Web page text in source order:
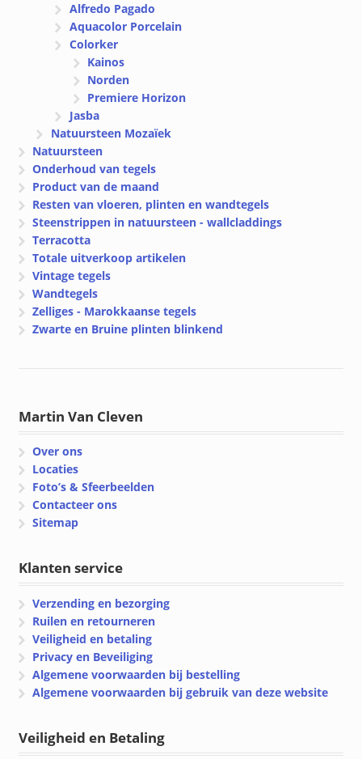
Alfredo Pagado
Aquacolor Porcelain
Colorker
Kainos
Norden
Premiere Horizon
Jasba
Natuursteen Mozaïek
Natuursteen
Onderhoud van tegels
Product van de maand
Resten van vloeren, plinten en wandtegels
Steenstrippen in natuursteen - wallcladdings
Terracotta
Totale uitverkoop artikelen
Vintage tegels
Wandtegels
Zelliges - Marokkaanse tegels
Zwarte en Bruine plinten blinkend
Martin Van Cleven
Over ons
Locaties
Foto’s & Sfeerbeelden
Contacteer ons
Sitemap
Klanten service
Verzending en bezorging
Ruilen en retourneren
Veiligheid en betaling
Privacy en Beveiliging
Algemene voorwaarden bij bestelling
Algemene voorwaarden bij gebruik van deze website
Veiligheid en Betaling